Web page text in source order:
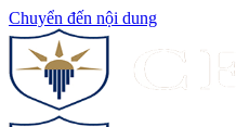
Chuyển đến nội dung